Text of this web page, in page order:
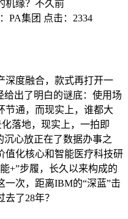
机缘？不久前
PA集团 点击： 2334
度融合，款式再打开一
给出了明白的谜底：使用场
节通，而现实上，谁都大
落地，现实上，一拍即
沉心放正在了数据办事之
值化核心和智能医疗科技研
+”步履，长久以来构成的
一次，距离IBM的“深蓝”击
了28年？